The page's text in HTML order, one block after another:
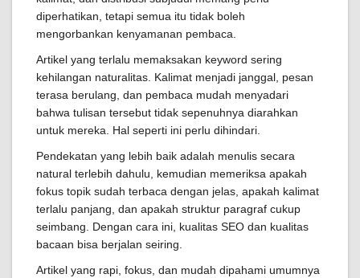
diperhatikan, tetapi semua itu tidak boleh
mengorbankan kenyamanan pembaca.
Artikel yang terlalu memaksakan keyword sering
kehilangan naturalitas. Kalimat menjadi janggal, pesan
terasa berulang, dan pembaca mudah menyadari
bahwa tulisan tersebut tidak sepenuhnya diarahkan
untuk mereka. Hal seperti ini perlu dihindari.
Pendekatan yang lebih baik adalah menulis secara
natural terlebih dahulu, kemudian memeriksa apakah
fokus topik sudah terbaca dengan jelas, apakah kalimat
terlalu panjang, dan apakah struktur paragraf cukup
seimbang. Dengan cara ini, kualitas SEO dan kualitas
bacaan bisa berjalan seiring.
Artikel yang rapi, fokus, dan mudah dipahami umumnya